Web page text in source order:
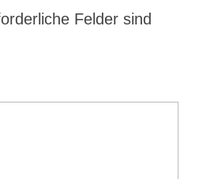
Felder sind